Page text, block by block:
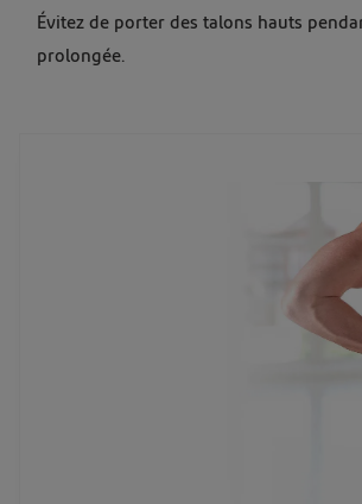
Évitez de porter des talons hauts
prolongée.